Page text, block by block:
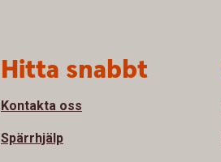
Hitta snabbt
Kontakta oss
Spärrhjälp